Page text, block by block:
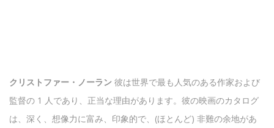
クリストファー・ノーラン 彼は世界で最も人気のある作家および
監督の 1 人であり、正当な理由があります。彼の映画のカタログ
は、深く、想像力に富み、印象的で、(ほとんど) 非難の余地があ